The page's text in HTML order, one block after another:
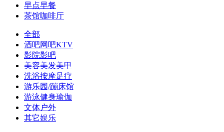
早点早餐
茶馆咖啡厅
全部
酒吧网吧KTV
影院影吧
美容美发美甲
洗浴按摩足疗
游乐园/蹦床馆
游泳健身瑜伽
文体户外
其它娱乐